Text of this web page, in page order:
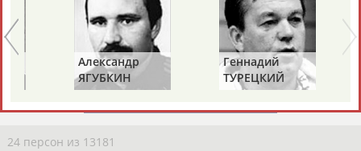
Камалудин
АБДУЛДАУДОВ
Абдула
АБДУЛЖАЛИЛОВ
Магомед
АБДУЛКАГИРОВ
Назир
АБДУЛЛАЕВ
24 персон из 13181
ЕЩЁ ПЕРСОНЫ
Александр
ЯГУБКИН
Геннадий
ТУРЕЦКИЙ